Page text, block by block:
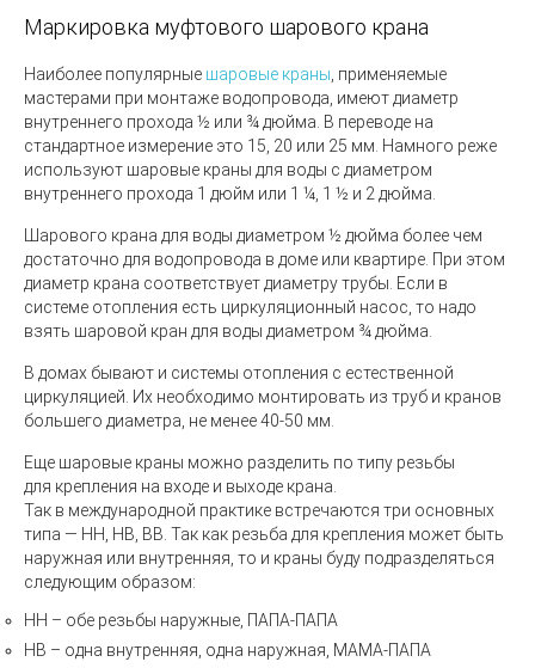
Маркировка муфтового шарового крана
Наиболее популярные шаровые краны , применяемые
мастерами при монтаже водопровода, имеют диаметр
внутреннего прохода ½ или ¾ дюйма. В переводе на
стандартное измерение это 15, 20 или 25 мм. Намного реже
используют шаровые краны для воды с диаметром
внутреннего прохода 1 дюйм или 1 ¼, 1 ½ и 2 дюйма.
Шарового крана для воды диаметром ½ дюйма более чем
достаточно для водопровода в доме или квартире. При этом
диаметр крана соответствует диаметру трубы. Если в
системе отопления есть циркуляционный насос, то надо
взять шаровой кран для воды диаметром ¾ дюйма.
В домах бывают и системы отопления с естественной
циркуляцией. Их необходимо монтировать из труб и кранов
большего диаметра, не менее 40-50 мм.
Еще шаровые краны можно разделить по типу резьбы
для крепления на входе и выходе крана.
Так в международной практике встречаются три основных
типа — НН, НВ, ВВ. Так как резьба для крепления может быть
наружная или внутренняя, то и краны буду подразделяться
следующим образом:
НН – обе резьбы наружные, ПАПА-ПАПА
НВ – одна внутренняя, одна наружная, МАМА-ПАПА